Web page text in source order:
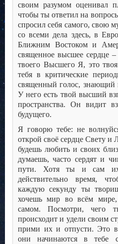
своим разумом оценивал
чтобы ты ответил на
спросил себя самого, свою
со всеми дела здесь, в
Ближним Востоком и
священное высшее сердце
твоего Высшего Я, это
тебя в критические
священный голос, знающий
У него есть твой высший
пространства. Он видит
будущего.
Я говорю тебе: не
открой своё сердце Свету
будешь любить и своих
думаешь, часто сердят и
пути. Хотя ты и сам их
действительно время,
каждую секунду ты
хочешь мир во всём
самом. Посмотри, чего
происходит и удели своим
прими их и отпусти. Это
они начинаются в тебе